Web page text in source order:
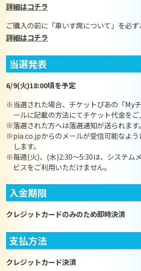
詳細はコチラ
ご購入の前に「車いす席について」を必ず
詳細はコチラ
当選発表
6/9(火)18:00頃を予定
※当選された場合、チケットぴあの「My
ールに記載の方法にてチケット代金をご
※落選された方へは落選通知が送られます。
※pia.co.jpからのメールが受信可能なよう
します。
※毎週(火)、(水)2:30～5:30は、システム
ビスをご利用いただけません。
入金期限
クレジットカードのみのため即時決済
支払方法
クレジットカード決済